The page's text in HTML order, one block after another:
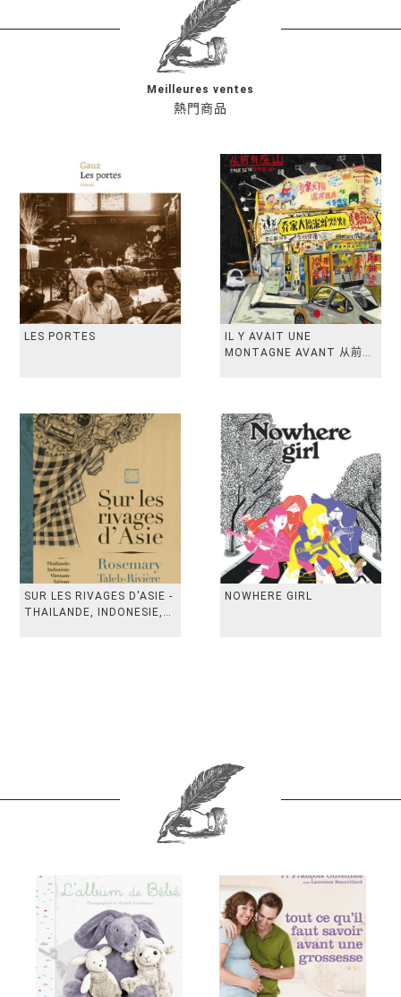
熱門商品
Meilleures ventes
LES PORTES
IL Y AVAIT UNE
MONTAGNE AVANT 从前有
SUR LES RIVAGES D'ASIE -
THAILANDE, INDONESIE,
NOWHERE GIRL